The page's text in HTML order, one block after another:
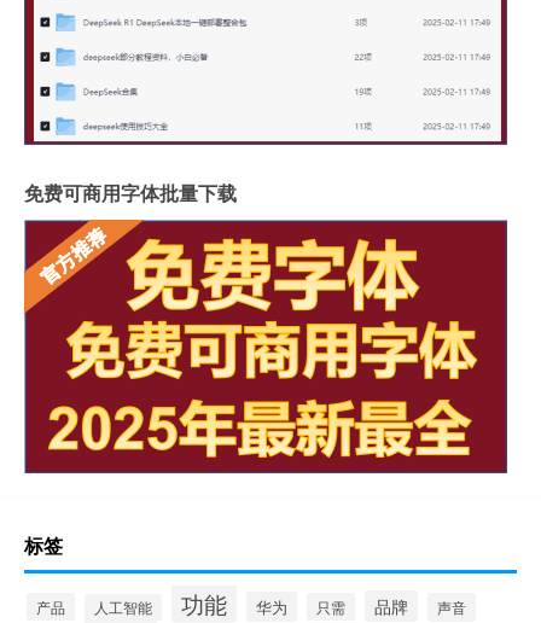
免费可商用字体批量下载
标签
产品 人工智能 功能 华为 只需 品牌 声音